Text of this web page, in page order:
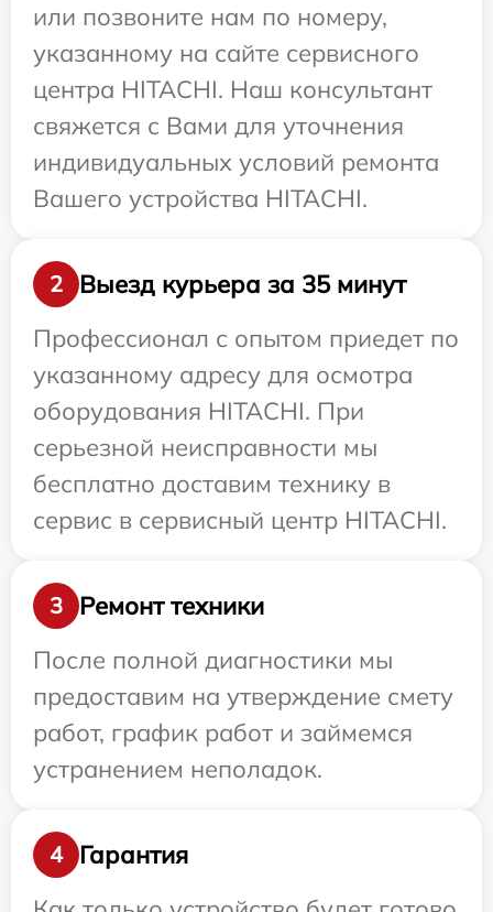
или позвоните нам по номеру,
указанному на сайте сервисного
центра HITACHI. Наш консультант
свяжется с Вами для уточнения
индивидуальных условий ремонта
Вашего устройства HITACHI.
2
Выезд курьера за 35 минут
Профессионал с опытом приедет по
указанному адресу для осмотра
оборудования HITACHI. При
серьезной неисправности мы
бесплатно доставим технику в
сервис в сервисный центр HITACHI.
3
Ремонт техники
После полной диагностики мы
предоставим на утверждение смету
работ, график работ и займемся
устранением неполадок.
4
Гарантия